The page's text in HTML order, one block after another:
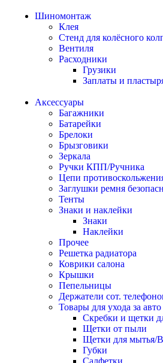
Шиномонтаж
Клея
Стенд для колёсного
Вентиля
Расходники
Грузики
Заплаты и
Аксессуары
Багажники
Батарейки
Брелоки
Брызговики
Зеркала
Ручки КПП/Ручника
Цепи
Заглушки ремня
Тенты
Знаки и наклейки
Знаки
Наклейки
Прочее
Решетка радиатора
Коврики салона
Крышки
Пепельницы
Держатели сот.
Товары для ухода за авто
Скребки и щетки
Щетки от пыли
Щетки для мытья/
Губки
Салфетки